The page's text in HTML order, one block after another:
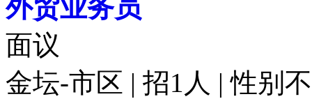
外贸业务员
面议
金坛-市区 | 招1人 | 性别